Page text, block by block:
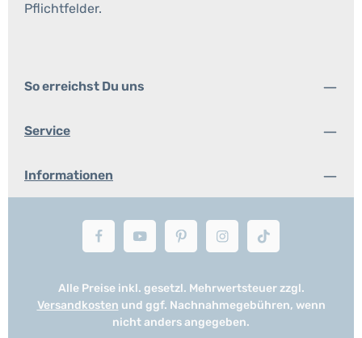
Pflichtfelder.
So erreichst Du uns
Service
Informationen
Alle Preise inkl. gesetzl. Mehrwertsteuer zzgl.
Versandkosten und ggf. Nachnahmegebühren, wenn
nicht anders angegeben.